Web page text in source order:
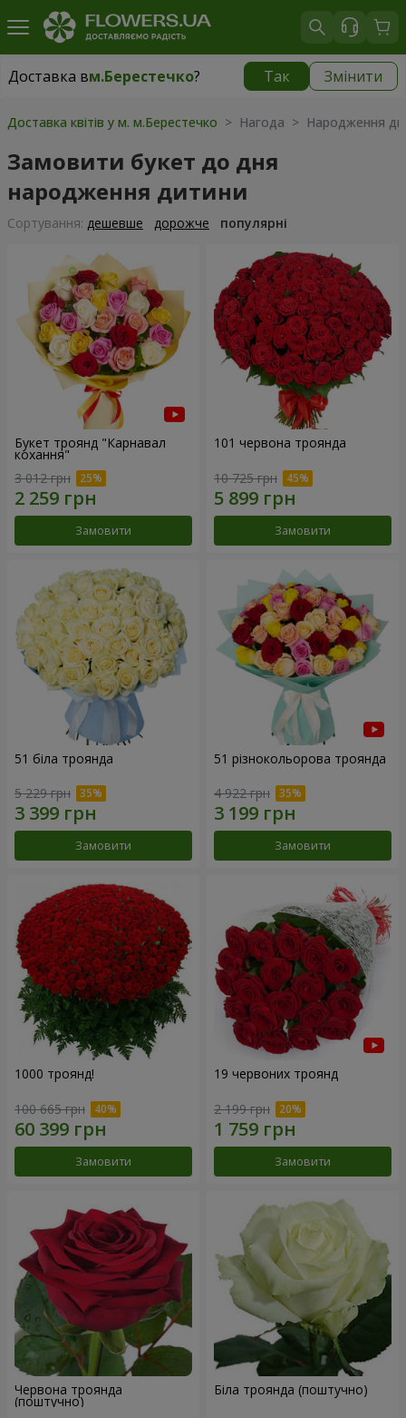
Доставка вм.Берестечко? Так Змінити
Доставка вм.Берестечко|
Доставка квітів у м. м.Берестечко > Нагода > Народження
Замовити букет до дня
народження дитини
Сортування: дешевше дорожче популярні
Букет троянд "Карнавал
кохання"
3 012 грн
Замовити
101 червона троянда
10 725 грн
Замовити
51 біла троянда
5 229 грн
Замовити
51 різнокольорова троянда
4 922 грн
Замовити
1000 троянд!
100 665 грн
Замовити
19 червоних троянд
2 199 грн
Замовити
Червона троянда
(поштучно)
Біла троянда (поштучно)